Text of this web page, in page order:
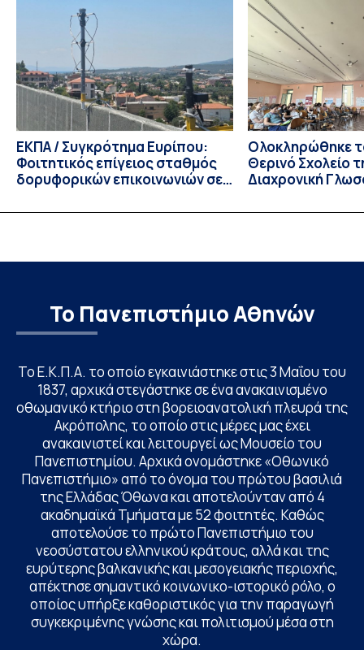
ενδιαφέροντος για την φοίτηση σε Προγράμματα Σπουδών,
Τμημάτων του Πανεπιστημίου μας στο Παράρτημα Κύπρου
για το ακαδημαϊκό έτος 2026-2027, έως τη Δευτέρα 31
Αυγούστου 2026. […]
ΕΚΠΑ / Συγκρότημα Ευρίπου:
Φοιτητικός επίγειος σταθμός
δορυφορικών επικοινωνιών σε
Ολοκληρώθηκε
Θερινό Σχολείο
Διαχρονική
Linguistics in
Το Πανεπιστήμιο Αθηνών
Το Ε.Κ.Π.Α. το οποίο εγκαινιάστηκε στις 3 Μαΐου του
1837, αρχικά στεγάστηκε σε ένα ανακαινισμένο
οθωμανικό κτήριο στη βορειοανατολική πλευρά της
Ακρόπολης, το οποίο στις μέρες μας έχει
ανακαινιστεί και λειτουργεί ως Μουσείο του
Πανεπιστημίου. Αρχικά ονομάστηκε «Οθωνικό
Πανεπιστήμιο» από το όνομα του πρώτου βασιλιά
της Ελλάδας Όθωνα και αποτελούνταν από 4
ακαδημαϊκά Τμήματα με 52 φοιτητές. Καθώς
αποτελούσε το πρώτο Πανεπιστήμιο του
νεοσύστατου ελληνικού κράτους, αλλά και της
ευρύτερης βαλκανικής και μεσογειακής περιοχής,
απέκτησε σημαντικό κοινωνικο-ιστορικό ρόλο, ο
οποίος υπήρξε καθοριστικός για την παραγωγή
συγκεκριμένης γνώσης και πολιτισμού μέσα στη
χώρα.